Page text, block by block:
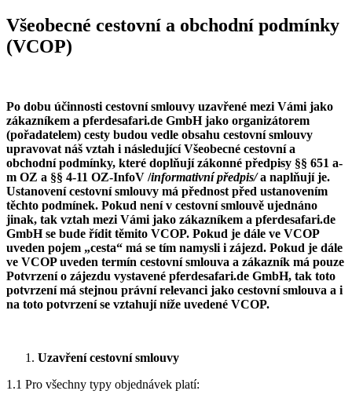
Všeobecné cestovní a obchodní podmínky
(VCOP)
Po dobu účinnosti cestovní smlouvy uzavřené mezi Vámi jako
zákazníkem a pferdesafari.de GmbH jako organizátorem
(pořadatelem) cesty budou vedle obsahu cestovní smlouvy
upravovat náš vztah i následující Všeobecné cestovní a
obchodní podmínky, které doplňují zákonné předpisy §§ 651 a-
m OZ a §§ 4-11 OZ-InfoV /informativní předpis/a naplňují je.
Ustanovení cestovní smlouvy má přednost před ustanovením
těchto podmínek. Pokud není v cestovní smlouvě ujednáno
jinak, tak vztah mezi Vámi jako zákazníkem a pferdesafari.de
GmbH se bude řídit těmito VCOP. Pokud je dále ve VCOP
uveden pojem „cesta“ má se tím namysli i zájezd. Pokud je dále
ve VCOP uveden termín cestovní smlouva a zákazník má pouze
Potvrzení o zájezdu vystavené pferdesafari.de GmbH, tak toto
potvrzení má stejnou právní relevanci jako cestovní smlouva a i
na toto potvrzení se vztahují níže uvedené VCOP.
Uzavření cestovní smlouvy
1.1 Pro všechny typy objednávek platí: